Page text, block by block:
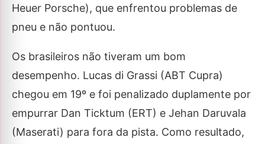
Heuer Porsche), que enfrentou problemas de
pneu e não pontuou.
Os brasileiros não tiveram um bom
desempenho. Lucas di Grassi (ABT Cupra)
chegou em 19º e foi penalizado duplamente por
empurrar Dan Ticktum (ERT) e Jehan Daruvala
(Maserati) para fora da pista. Como resultado,